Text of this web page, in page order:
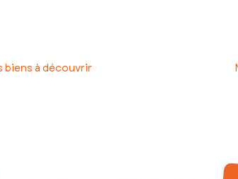
clientèle exigeante de l'Ouest Parisien, je
biens à découvrir